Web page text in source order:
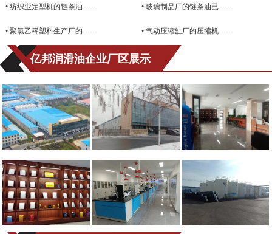
• 纺织业定型机的链条油…… • 玻璃制品厂的链条油已……
• 聚氯乙稀塑料生产厂的…… • 气动压缩缸厂的压缩机……
亿邦润滑油企业厂区展示